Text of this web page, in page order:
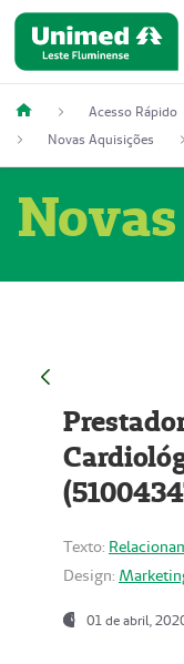
Acesso Rápido
Novas Aquisições
Texto:
Design:
01 de abril,